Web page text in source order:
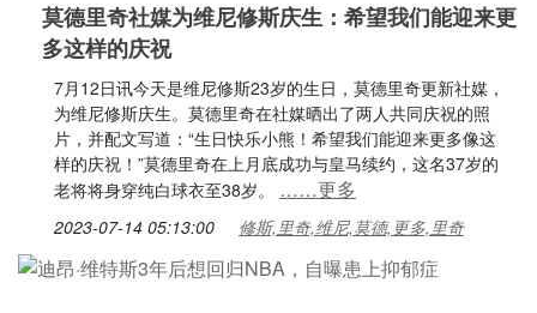
莫德里奇社媒为维尼修斯庆生：希望我们能迎来更
多这样的庆祝
7月12日讯今天是维尼修斯23岁的生日，莫德里奇更新社媒，
为维尼修斯庆生。莫德里奇在社媒晒出了两人共同庆祝的照
片，并配文写道：“生日快乐小熊！希望我们能迎来更多像这
样的庆祝！”莫德里奇在上月底成功与皇马续约，这名37岁的
老将将身穿纯白球衣至38岁。 ……更多
2023-07-14 05:13:00 修斯,里奇,维尼,莫德,更多,里奇